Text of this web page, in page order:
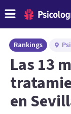
Rankings
Las 13
en